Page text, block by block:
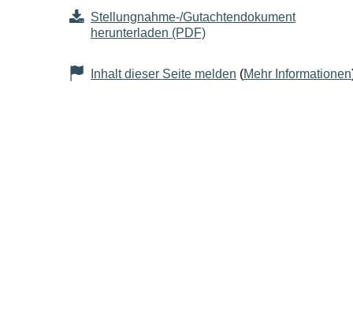
Stellungnahme-/Gutachtendokument
herunterladen (PDF)
Inhalt dieser Seite melden (Mehr Informationen